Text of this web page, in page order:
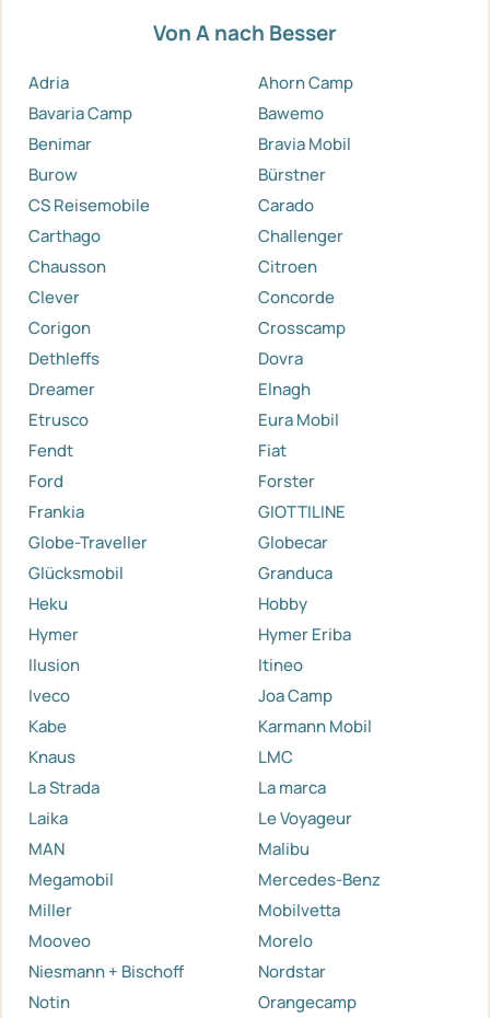
Von A nach Besser
Adria
Ahorn Camp
Bavaria Camp
Bawemo
Benimar
Bravia Mobil
Burow
Bürstner
CS Reisemobile
Carado
Carthago
Challenger
Chausson
Citroen
Clever
Concorde
Corigon
Crosscamp
Dethleffs
Dovra
Dreamer
Elnagh
Etrusco
Eura Mobil
Fendt
Fiat
Ford
Forster
Frankia
GIOTTILINE
Globe-Traveller
Globecar
Glücksmobil
Granduca
Heku
Hobby
Hymer
Hymer Eriba
Ilusion
Itineo
Iveco
Joa Camp
Kabe
Karmann Mobil
Knaus
LMC
La Strada
La marca
Laika
Le Voyageur
MAN
Malibu
Megamobil
Mercedes-Benz
Miller
Mobilvetta
Mooveo
Morelo
Niesmann + Bischoff
Nordstar
Notin
Orangecamp